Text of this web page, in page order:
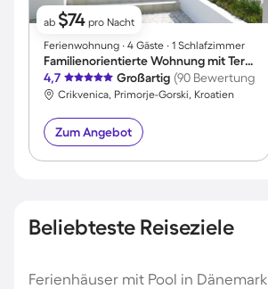
ab $74 pro Nacht
Ferienwohnung ∙ 4 Gäste ∙ 1 Schlafzimmer
Familienorientierte Wohnung mit Terrasse, Pool und Garten | Panoramablick
4,7
Großartig (90 Bewertungen)
Crikvenica, Primorje-Gorski, Kroatien
Zum Angebot
Beliebteste Reiseziele
Ferienhäuser mit Pool in Dänemark